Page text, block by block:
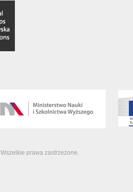
. Wszelkie prawa zastrzeżone.